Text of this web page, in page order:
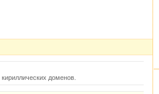
доменов.